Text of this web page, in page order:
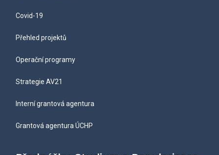
Covid-19
Přehled projektů
Operační programy
Strategie AV21
Interní grantová agentura
Grantová agentura ÚCHP